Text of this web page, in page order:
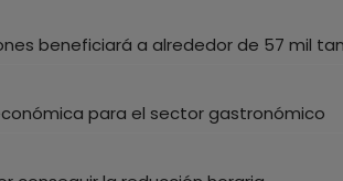
beneficiará a alrededor de 57 mil
para el sector gastronómico